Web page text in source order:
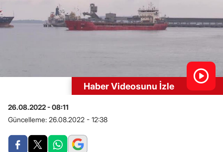
Haber Videosunu İzle
26.08.2022 - 08:11
Güncelleme: 26.08.2022 - 12:38